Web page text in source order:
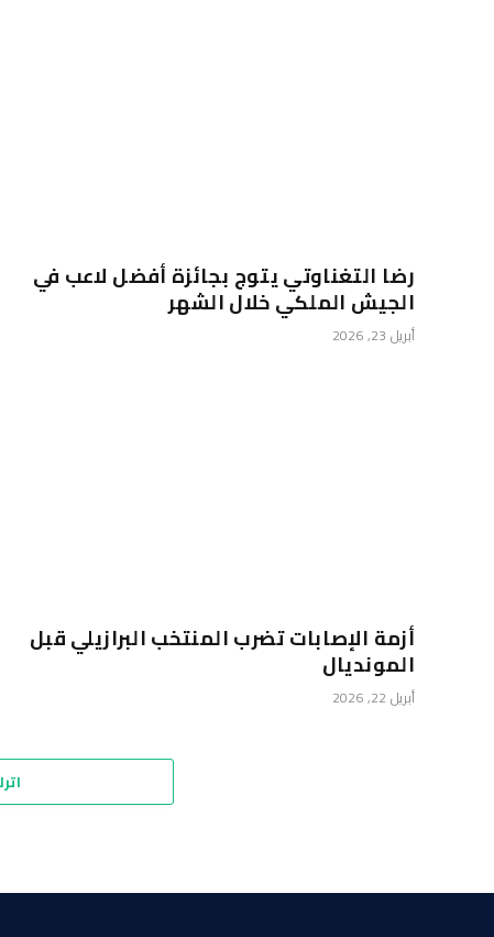
رضا التغناوتي يتوج بجائزة أفضل لاعب في
الجيش الملكي خلال الشهر
أبريل 23, 2026
أزمة الإصابات تضرب المنتخب البرازيلي قبل
المونديال
أبريل 22, 2026